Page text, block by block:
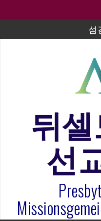
섬
김태
2023년 어
라합
은퇴
20260322 주안에 가
뒤
선